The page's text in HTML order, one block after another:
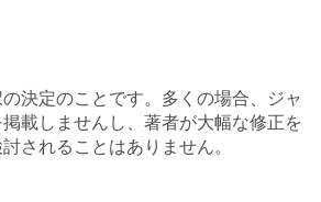
決定のことです。多くの場合、ジャ
載しませんし、著者が大幅な修正を
されることはありません。